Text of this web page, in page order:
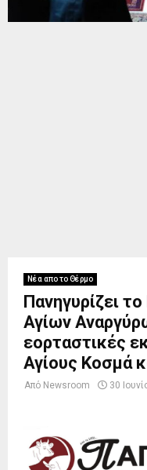
Νέα απο το Θέρμο
Πανηγυρίζει
Αγίων
εορταστικές
Αγίους Κοσμά
Από Newsroom 30